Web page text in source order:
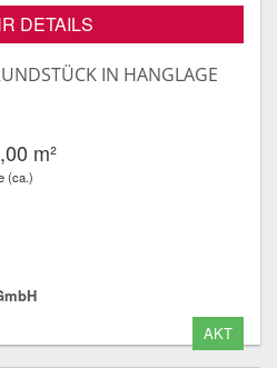
DETAILS
IN HANGLAGE
m²
(ca.)
AKT